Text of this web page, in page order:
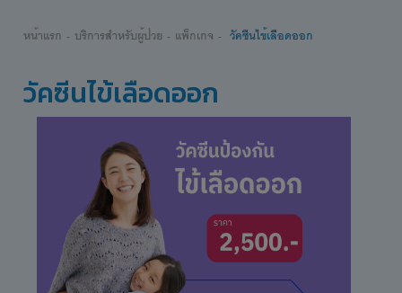
หน้าแรก บริการสำหรับผู้ป่วย แพ็กเกจ วัคซีนไข้เลือดออก
วัคซีนไข้เลือดออก